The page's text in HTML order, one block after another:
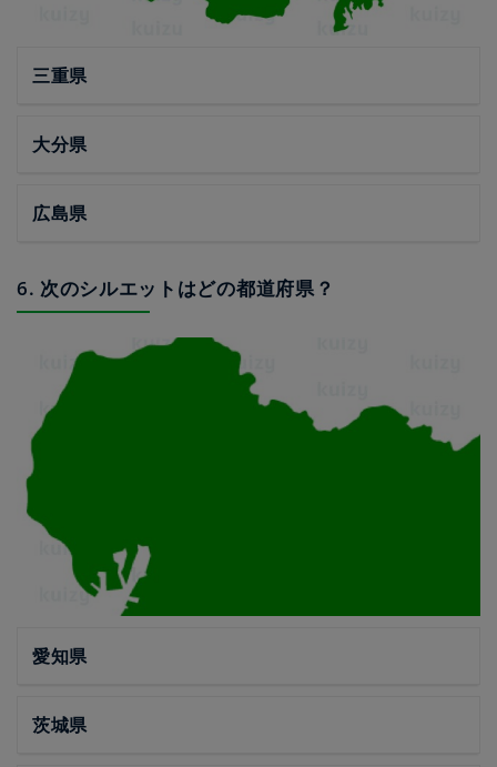
三重県
大分県
広島県
6. 次のシルエットはどの都道府県？
愛知県
茨城県